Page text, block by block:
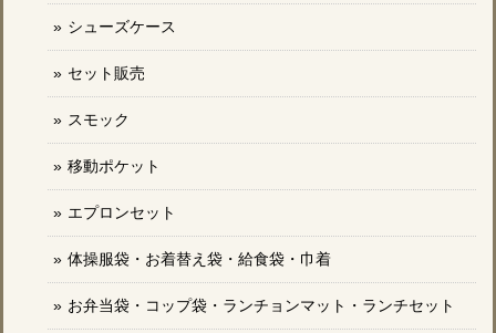
シューズケース
セット販売
スモック
移動ポケット
エプロンセット
体操服袋・お着替え袋・給食袋・巾着
お弁当袋・コップ袋・ランチョンマット・ランチセット